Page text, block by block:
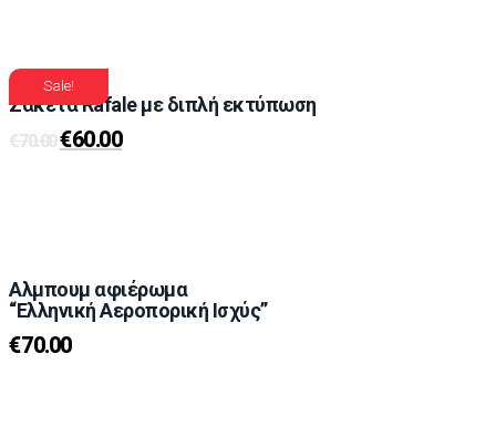
Sale!
Ζακέτα Rafale με διπλή εκτύπωση
€70.00€60.00
Αλμπουμ αφιέρωμα
“Ελληνική Αεροπορική Ισχύς”
€70.00